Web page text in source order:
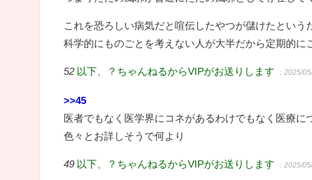
これを恐ろしい病気だと喧伝したやつが儲けたという
科学的にものごとを考えない人が大半だから定期的に
52 以下、？ちゃんねるからVIPがお送りします ：2025/
>>45
医者でもなく医学界にコネがあるわけでもなく医療
色々とお詳しそうで何より
49 以下、？ちゃんねるからVIPがお送りします ：2025/